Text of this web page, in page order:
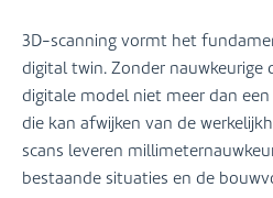
3D-scanning vormt het
digital twin. Zonder
digitale model niet meer dan
die kan afwijken van de
scans leveren
bestaande situaties en de